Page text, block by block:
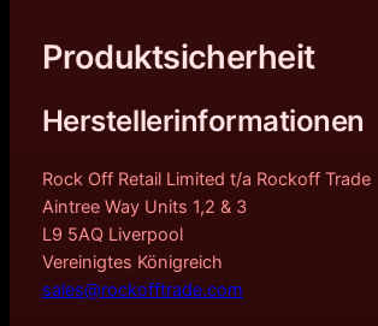
Produktsicherheit
Herstellerinformationen
Rock Off Retail Limited t/a Rockoff Trade
Aintree Way Units 1,2 & 3
L9 5AQ Liverpool
Vereinigtes Königreich
sales@rockofftrade.com